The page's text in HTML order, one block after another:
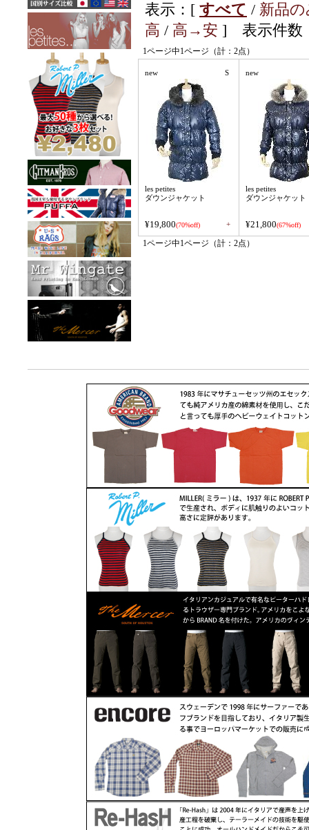
表示：[ すべて / 新品
高 / 高→安 ] 表示件数
1ページ中1ページ（計：2点）
new S
les petites
ダウンジャケット
¥19,800(70%off) +
new
les petites
ダウンジャケット
¥21,800(67%off)
1ページ中1ページ（計：2点）